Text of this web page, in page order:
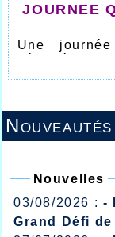
Nouvelles
03/08/2026 : -
Grand Défi
JOURNEE
Une
déroulée
stade
8.58.81 et
distance en
sur 60m de
Pierre
distance 7.64
longueur,
5m30 en
60m et
7.91 sur 60m.